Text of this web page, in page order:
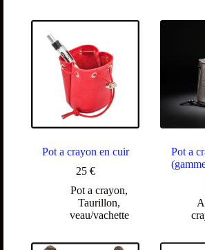
Pot a crayon en cuir
25 €
Pot a crayon,
Taurillon,
veau/vachette
Pot a